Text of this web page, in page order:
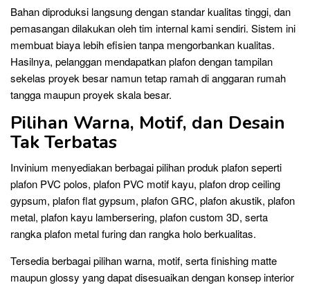
Bahan diproduksi langsung dengan standar kualitas tinggi, dan
pemasangan dilakukan oleh tim internal kami sendiri. Sistem ini
membuat biaya lebih efisien tanpa mengorbankan kualitas.
Hasilnya, pelanggan mendapatkan plafon dengan tampilan
sekelas proyek besar namun tetap ramah di anggaran rumah
tangga maupun proyek skala besar.
Pilihan Warna, Motif, dan Desain
Tak Terbatas
Invinium menyediakan berbagai pilihan produk plafon seperti
plafon PVC polos, plafon PVC motif kayu, plafon drop ceiling
gypsum, plafon flat gypsum, plafon GRC, plafon akustik, plafon
metal, plafon kayu lambersering, plafon custom 3D, serta
rangka plafon metal furing dan rangka holo berkualitas.
Tersedia berbagai pilihan warna, motif, serta finishing matte
maupun glossy yang dapat disesuaikan dengan konsep interior